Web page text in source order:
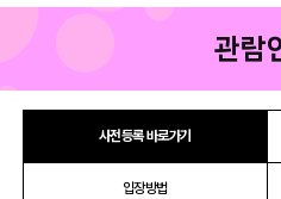
관람
사전등록 바로가기
입장방법